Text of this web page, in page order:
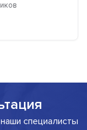
специалисты